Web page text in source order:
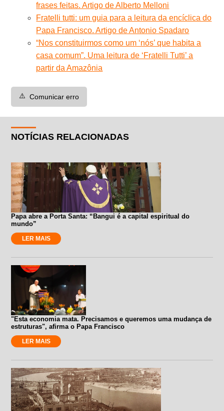
frases feitas. Artigo de Alberto Melloni
Fratelli tutti: um guia para a leitura da encíclica do
Papa Francisco. Artigo de Antonio Spadaro
“Nos constituirmos como um ‘nós’ que habita a
casa comum”. Uma leitura de ‘Fratelli Tutti’ a
partir da Amazônia
⚠️ Comunicar erro
NOTÍCIAS RELACIONADAS
Papa abre a Porta Santa: “Bangui é a capital espiritual do
mundo”
LER MAIS
"Esta economia mata. Precisamos e queremos uma mudança de
estruturas", afirma o Papa Francisco
LER MAIS